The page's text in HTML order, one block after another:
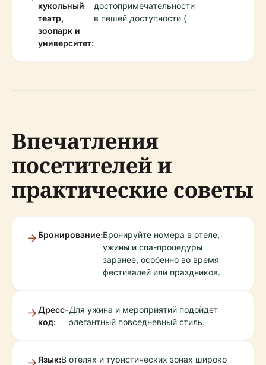
кукольный
театр,
зоопарк и
университет:
достопримечательности
в пешей доступности (
Впечатления
посетителей и
практические советы
Бронирование:Бронируйте номера в отеле,
ужины и спа-процедуры
заранее, особенно во время
фестивалей или праздников.
Дресс-
код:
Для ужина и мероприятий подойдет
элегантный повседневный стиль.
Язык:В отелях и туристических зонах широко